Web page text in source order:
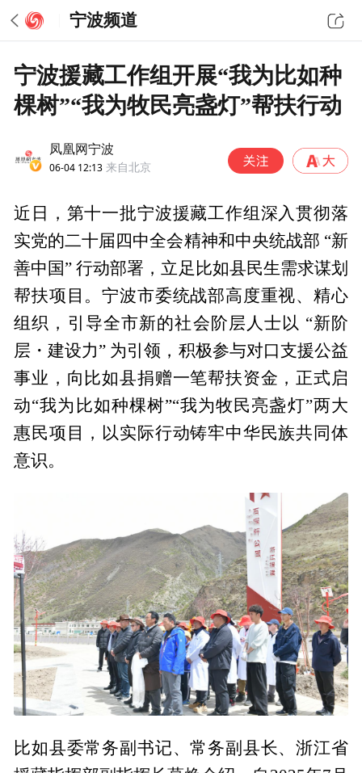
宁波频道
宁波援藏工作组开展“我为比如种
棵树”“我为牧民亮盏灯”帮扶行动
凤凰网宁波
06-04 12:13 来自北京
近日，第十一批宁波援藏工作组深入贯彻落
实党的二十届四中全会精神和中央统战部 “新
善中国” 行动部署，立足比如县民生需求谋划
帮扶项目。宁波市委统战部高度重视、精心
组织，引导全市新的社会阶层人士以 “新阶
层・建设力” 为引领，积极参与对口支援公益
事业，向比如县捐赠一笔帮扶资金，正式启
动“我为比如种棵树”“我为牧民亮盏灯”两大
惠民项目，以实际行动铸牢中华民族共同体
意识。
比如县委常务副书记、常务副县长、浙江省